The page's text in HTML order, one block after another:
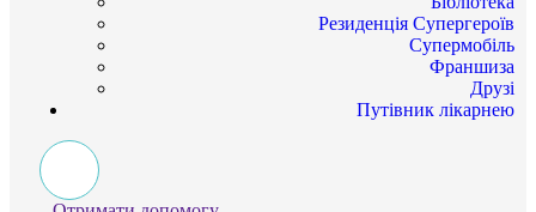
Резиденція Супергероїв
Супермобіль
Франшиза
Друзі
Путівник лікарнею